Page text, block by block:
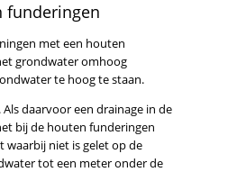
funderingen
met een houten
grondwater omhoog
te hoog te staan.
daarvoor een drainage in de
bij de houten funderingen
waarbij niet is gelet op de
tot een meter onder de